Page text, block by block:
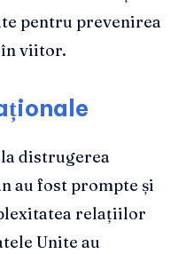
pentru prevenirea
viitor.
distrugerea
au fost prompte și
relațiilor
Unite au